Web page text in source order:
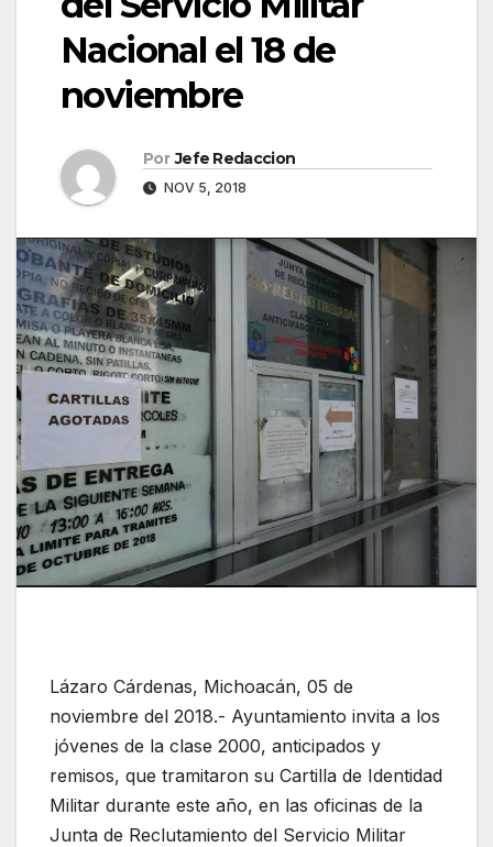
Nacional el 18 de
noviembre
Por Jefe Redaccion
NOV 5, 2018
Lázaro Cárdenas, Michoacán, 05 de
noviembre del 2018.- Ayuntamiento invita a los
jóvenes de la clase 2000, anticipados y
remisos, que tramitaron su Cartilla de Identidad
Militar durante este año, en las oficinas de la
Junta de Reclutamiento del Servicio Militar